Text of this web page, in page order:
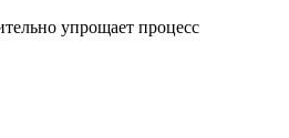
упрощает процесс